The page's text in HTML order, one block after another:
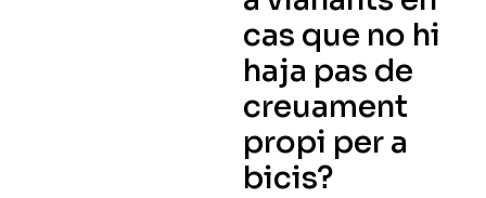
cas que no hi
haja pas de
creuament
propi per a
bicis?